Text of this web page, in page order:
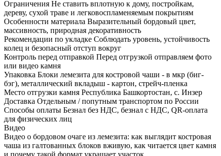
Ограничения Не ставить вплотную к дому, постройкам,
дереву, сухой траве и легковоспламеняемым покрытиям
Особенности материала Выразительный бордовый цвет,
массивность, природная декоративность
Рекомендации по укладке Соблюдать уровень, устойчивость
колец и безопасный отступ вокруг
Контроль перед отправкой Перед отгрузкой отправляем фото
или видео камня
Упаковка Блоки лемезита для костровой чаши - в мкр (биг-
бэг), металлический вкладыш - картон, стрейч-пленка
Место отгрузки камня Республика Башкортостан, с. Инзер
Доставка Отдельным / попутным транспортом по России
Способы оплаты Безнал без НДС, безнал с НДС, QR-оплата
для физических лиц
Видео
Видео о бордовом очаге из лемезита: как выглядит костровая
чаша из галтованных блоков вживую, как читается цвет камня